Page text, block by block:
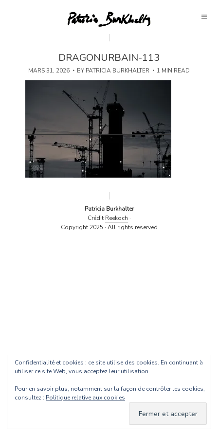
DRAGONURBAIN-113
MARS 31, 2026 BY PATRICIA BURKHALTER 1 MIN READ
- Patricia Burkhalter-
Crédit Reekoch ·
Copyright 2025 · All rights reserved
Confidentialité et cookies : ce site utilise des cookies. En continuant à
utiliser ce site Web, vous acceptez leur utilisation.
Pour en savoir plus, notamment sur la façon de contrôler les cookies,
consultez : Politique relative aux cookies